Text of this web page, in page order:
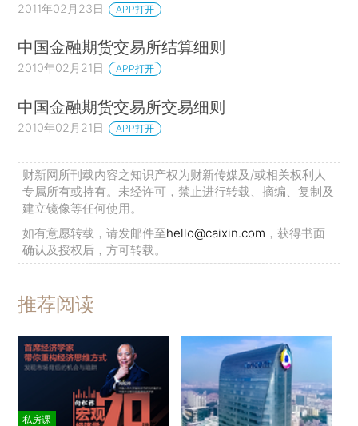
2011年02月23日 APP打开
中国金融期货交易所结算细则
2010年02月21日 APP打开
中国金融期货交易所交易细则
2010年02月21日 APP打开
财新网所刊载内容之知识产权为财新传媒及/或相关权利人
专属所有或持有。未经许可，禁止进行转载、摘编、复制及
建立镜像等任何使用。
如有意愿转载，请发邮件至hello@caixin.com ，获得书面
确认及授权后，方可转载。
推荐阅读
私房课